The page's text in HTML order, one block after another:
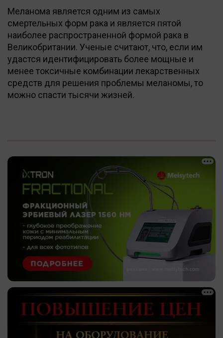
Меланома является одним из самых
смертельных форм рака и является пятой
наиболее распространенной формой рака в
Великобритании. Ученые считают, что, если им
удастся идентифицировать более мощные и
менее токсичные комбинации лекарственных
средств для решения проблемы меланомы, то
можно спасти тысячи жизней.